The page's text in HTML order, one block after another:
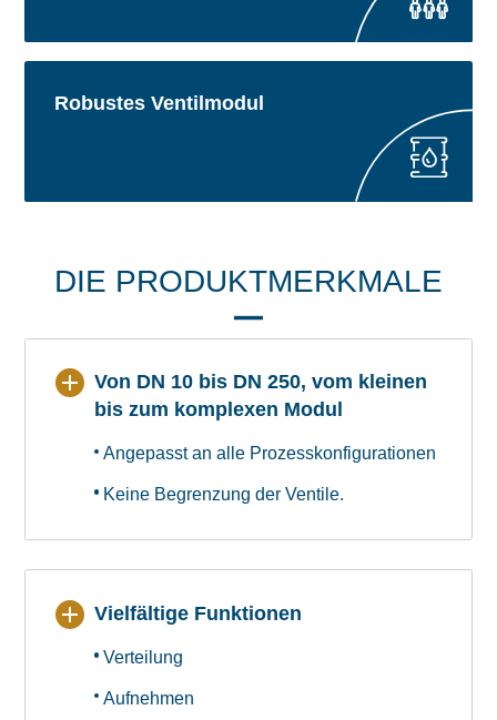
Robustes Ventilmodul
DIE PRODUKTMERKMALE
Von DN 10 bis DN 250, vom kleinen
bis zum komplexen Modul
Angepasst an alle Prozesskonfigurationen
Keine Begrenzung der Ventile.
Vielfältige Funktionen
Verteilung
Aufnehmen